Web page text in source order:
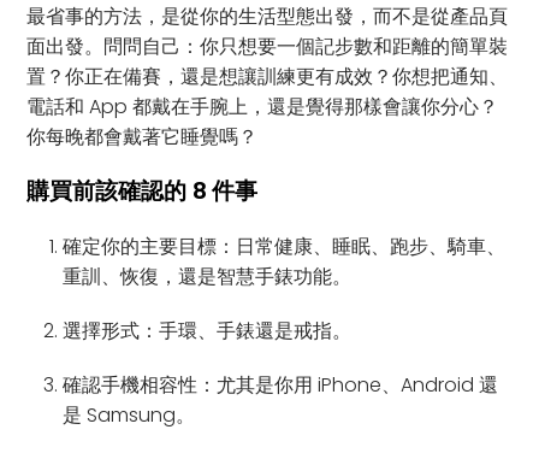
最省事的方法，是從你的生活型態出發，而不是從產品頁
面出發。問問自己：你只想要一個記步數和距離的簡單裝
置？你正在備賽，還是想讓訓練更有成效？你想把通知、
電話和 App 都戴在手腕上，還是覺得那樣會讓你分心？
你每晚都會戴著它睡覺嗎？
購買前該確認的 8 件事
確定你的主要目標：日常健康、睡眠、跑步、騎車、
重訓、恢復，還是智慧手錶功能。
選擇形式：手環、手錶還是戒指。
確認手機相容性：尤其是你用 iPhone、Android 還
是 Samsung。